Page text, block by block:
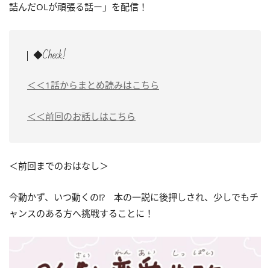
詰んだOLが頑張る話ー」を配信！
◆Check!
＜＜1話からまとめ読みはこちら
＜＜前回のお話しはこちら
＜前回までのおはなし＞
今動かず、いつ動くの⁉ 本の一説に後押しされ、少しでもチ
ャンスのある方へ挑戦することに！